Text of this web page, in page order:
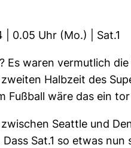
| 0.05 Uhr (Mo.) | Sat.1
Es waren vermutlich
Halbzeit des
Fußball wäre das ein
zwischen Seattle und
Sat.1 so etwas